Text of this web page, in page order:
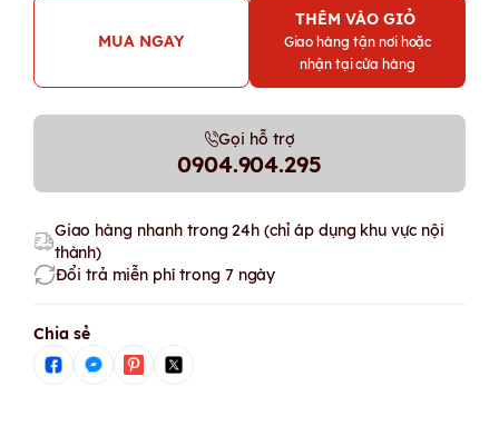
MUA NGAY
THÊM VÀO GIỎ
Giao hàng tận nơi hoặc
nhận tại cửa hàng
Gọi hỗ trợ
0904.904.295
Giao hàng nhanh trong 24h (chỉ áp dụng khu vực nội
thành)
Đổi trả miễn phí trong 7 ngày
Chia sẻ